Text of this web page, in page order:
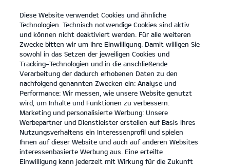
open
menu
KONTAKT
PREISLISTEN
Modelle
Diese Website verwendet Cookies und ähnliche
Technologien. Technisch notwendige Cookies sind aktiv
und können nicht deaktiviert werden. Für alle weiteren
Zwecke bitten wir um Ihre Einwilligung. Damit willigen Sie
sowohl in das Setzen der jeweiligen Cookies und
Tracking-Technologien und in die anschließende
Verarbeitung der dadurch erhobenen Daten zu den
nachfolgend genannten Zwecken ein: Analyse und
Performance: Wir messen, wie unsere Website genutzt
wird, um Inhalte und Funktionen zu verbessern.
Marketing und personalisierte Werbung: Unsere
Werbepartner und Dienstleister erstellen auf Basis Ihres
Nutzungsverhaltens ein Interessenprofil und spielen
Ihnen auf dieser Website und auch auf anderen Websites
interessenbasierte Werbung aus. Eine erteilte
Einwilligung kann jederzeit mit Wirkung für die Zukunft